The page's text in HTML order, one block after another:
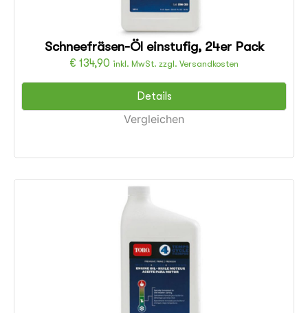
Schneefräsen-Öl einstufig, 24er Pack
€ 134,90 inkl. MwSt. zzgl. Versandkosten
Details
Vergleichen